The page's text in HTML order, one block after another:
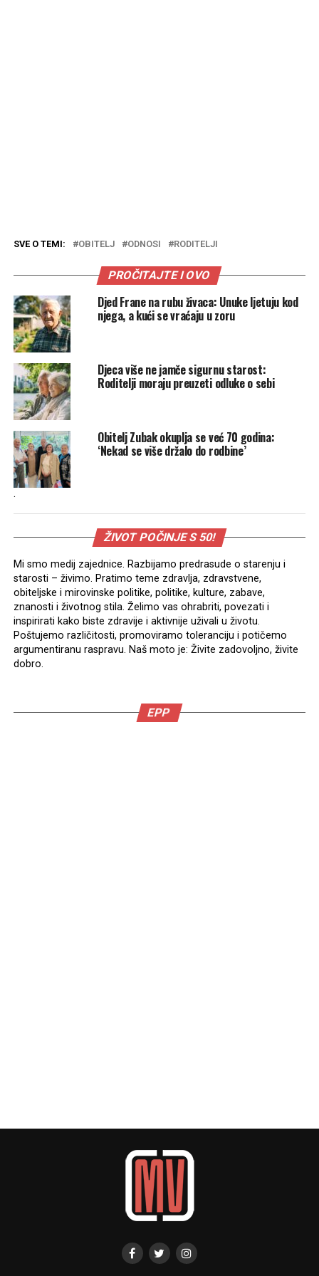
SVE O TEMI: OBITELJ ODNOSI RODITELJI
PROČITAJTE I OVO
Djed Frane na rubu živaca: Unuke ljetuju kod
njega, a kući se vraćaju u zoru
Djeca više ne jamče sigurnu starost:
Roditelji moraju preuzeti odluke o sebi
Obitelj Zubak okuplja se već 70 godina:
‘Nekad se više držalo do rodbine’
.
ŽIVOT POČINJE S 50!
Mi smo medij zajednice. Razbijamo predrasude o starenju i
starosti – živimo. Pratimo teme zdravlja, zdravstvene,
obiteljske i mirovinske politike, politike, kulture, zabave,
znanosti i životnog stila. Želimo vas ohrabriti, povezati i
inspirirati kako biste zdravije i aktivnije uživali u životu.
Poštujemo različitosti, promoviramo toleranciju i potičemo
argumentiranu raspravu. Naš moto je: Živite zadovoljno, živite
dobro.
EPP